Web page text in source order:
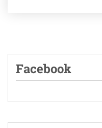
Facebook